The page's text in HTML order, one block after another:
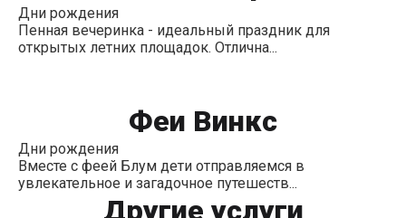
Дни рождения
Пенная вечеринка - идеальный праздник для
открытых летних площадок. Отлична...
Феи Винкс
Дни рождения
Вместе с феей Блум дети отправляемся в
увлекательное и загадочное путешеств...
Другие услуги